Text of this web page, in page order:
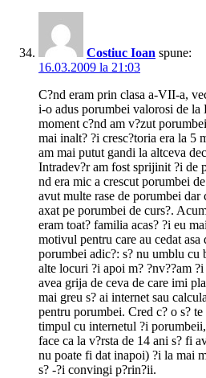
Costiuc Ioan spune:
16.03.2009 la 21:03
C?nd eram prin clasa a-VII-a,
i-o adus porumbei valorosi de
moment c?nd am v?zut
mai inalt? ?i cresc?toria era la 5
am mai putut gandi la altceva
Intradev?r am fost sprijinit ?i de
nd era mic a crescut porumbei
avut multe rase de porumbei
axat pe porumbei de curs?.
eram toat? familia acas? ?i eu
motivul pentru care au cedat asa
porumbei adic?: s? nu umblu cu
alte locuri ?i apoi m? ?nv??am
avea grija de ceva de care imi
mai greu s? ai internet sau
pentru porumbei. Cred c? o s?
timpul cu internetul ?i
face ca la v?rsta de 14 ani s? fi
nu poate fi dat inapoi) ?i la mai
s? -?i convingi p?rin?ii.